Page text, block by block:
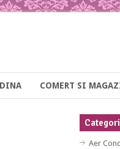
COMERT SI
Aer